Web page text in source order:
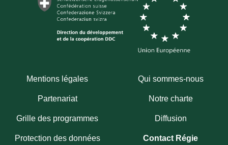
Mentions légales Qui sommes-nous
Partenariat Notre charte
Grille des programmes Diffusion
Protection des données Contact Régie